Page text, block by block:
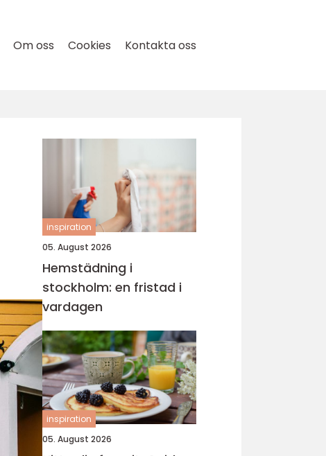
Om oss Cookies Kontakta oss
inspiration
05. August 2026
Hemstädning i
stockholm: en fristad i
vardagen
inspiration
05. August 2026